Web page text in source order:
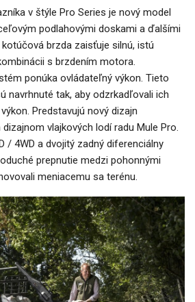
v štýle Pro Series je nový model
podlahovými doskami a ďalšími
brzda zaisťuje silnú, istú
s brzdením motora.
ponúka ovládateľný výkon. Tieto
navrhnuté tak, aby odzrkadľovali ich
Predstavujú nový dizajn
vlajkových lodí radu Mule Pro.
/ 4WD a dvojitý zadný diferenciálny
prepnutie medzi pohonnými
meniacemu sa terénu.